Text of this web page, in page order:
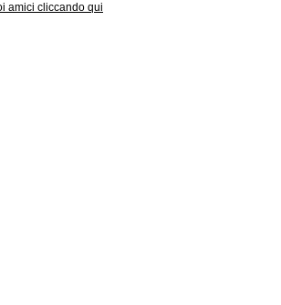
amici cliccando qui